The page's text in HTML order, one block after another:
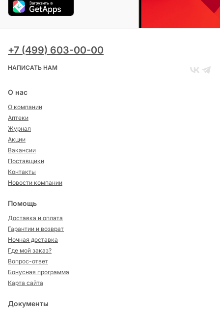
+7 (499) 603-00-00
НАПИСАТЬ НАМ
О нас
О компании
Аптеки
Журнал
Акции
Вакансии
Поставщики
Контакты
Новости компании
Помощь
Доставка и оплата
Гарантии и возврат
Ночная доставка
Где мой заказ?
Вопрос-ответ
Бонусная программа
Карта сайта
Документы